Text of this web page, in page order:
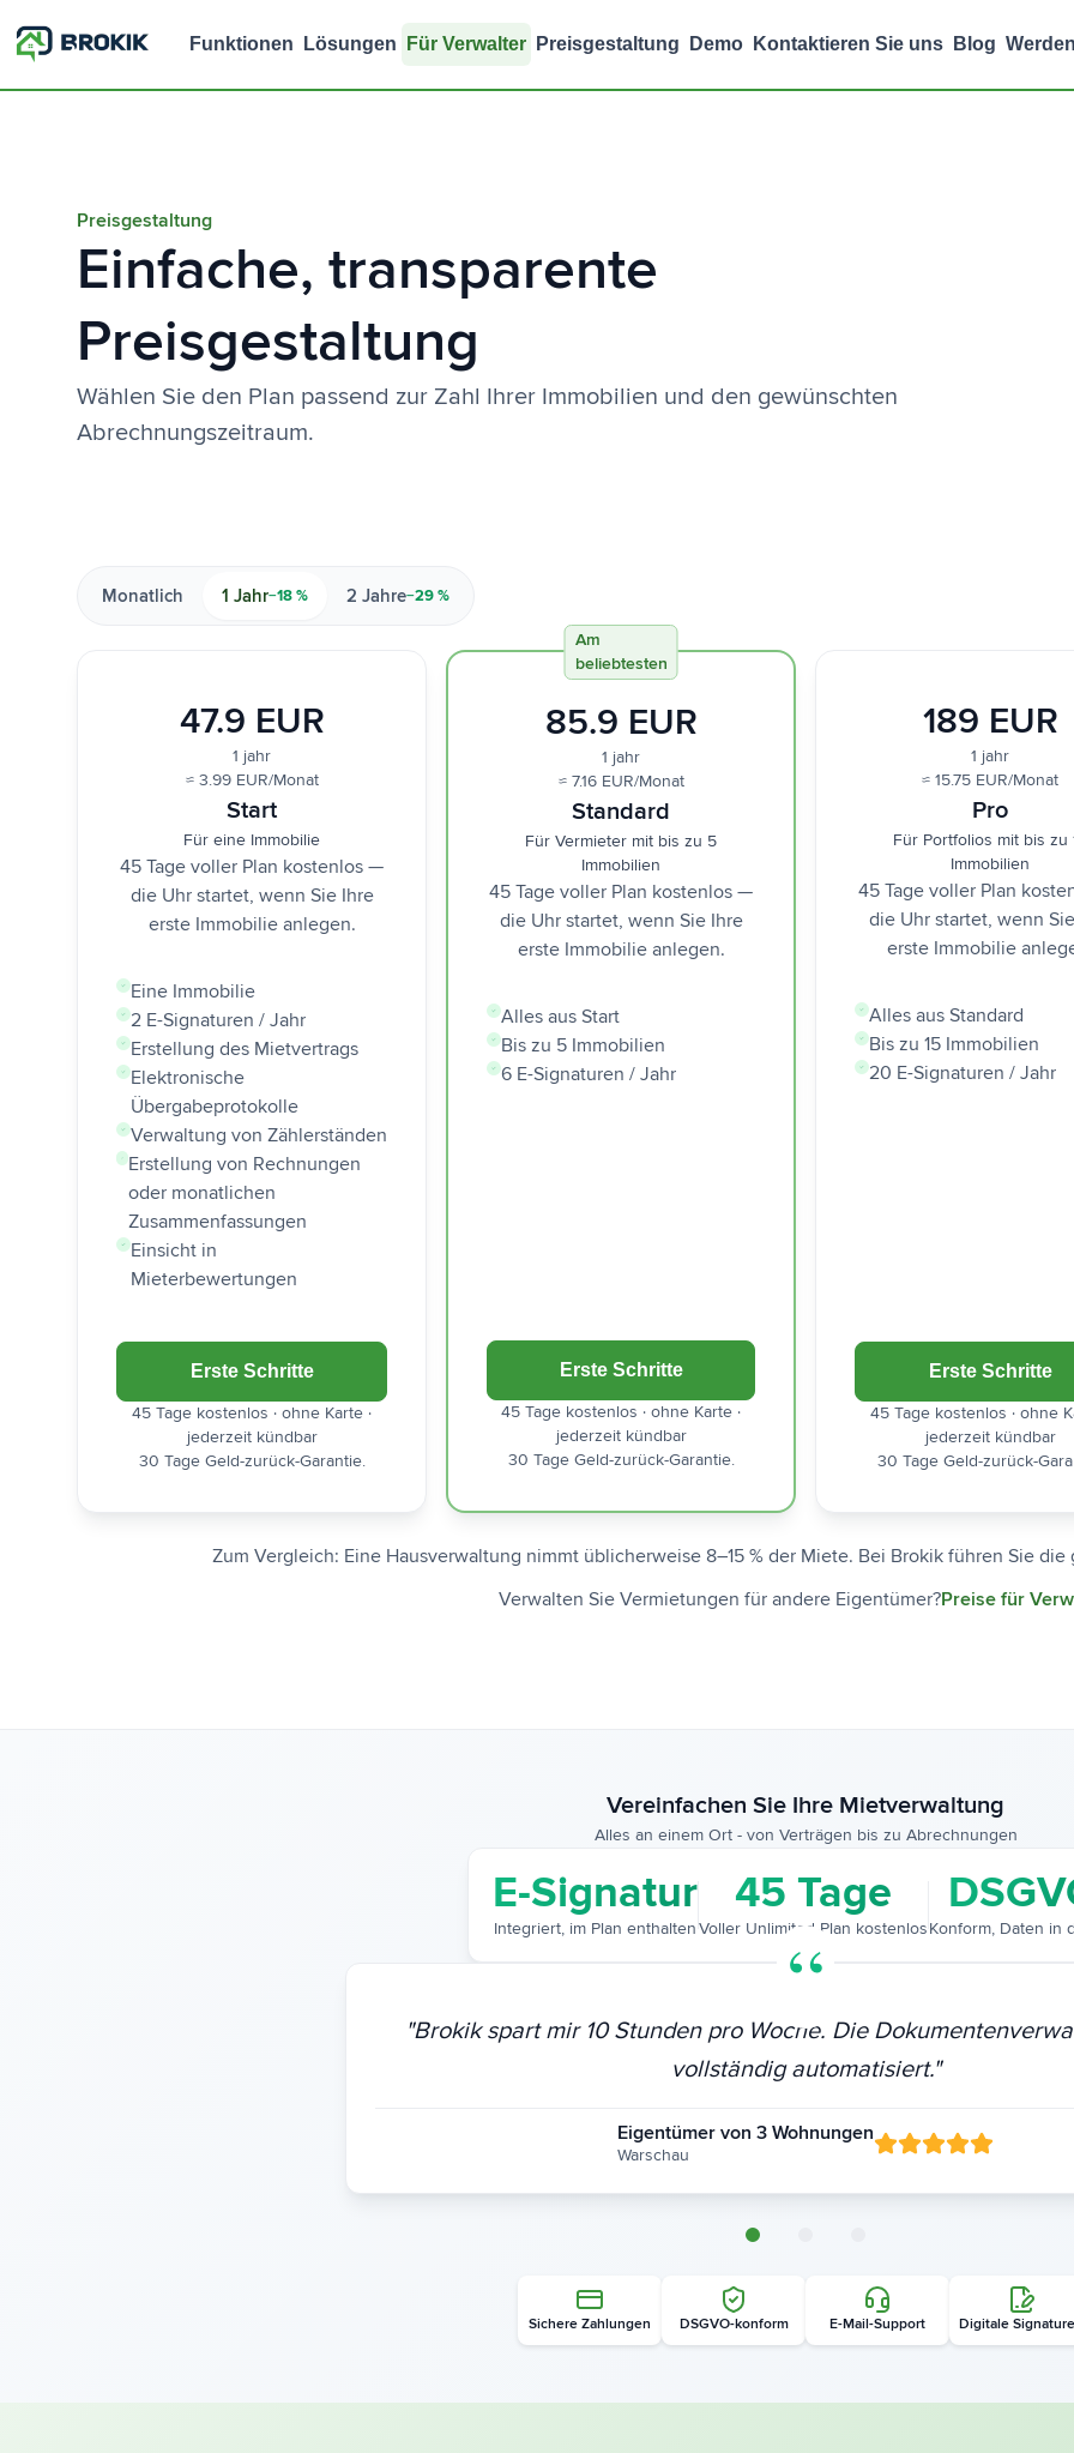
Funktionen Lösungen Für Verwalter Preisgestaltung Demo Kontaktieren Sie uns Blog
Preisgestaltung
Einfache, transparente
Preisgestaltung
Wählen Sie den Plan passend zur Zahl Ihrer Immobilien und den gewünschten
Abrechnungszeitraum.
Monatlich 1 Jahr−18 % 2 Jahre−29 %
47.9 EUR
1 jahr
≈ 3.99 EUR/Monat
Start
Für eine Immobilie
45 Tage voller Plan kostenlos —
die Uhr startet, wenn Sie Ihre
erste Immobilie anlegen.
Eine Immobilie
2 E-Signaturen / Jahr
Erstellung des Mietvertrags
Elektronische
Übergabeprotokolle
Verwaltung von Zählerständen
Erstellung von Rechnungen
oder monatlichen
Zusammenfassungen
Einsicht in
Mieterbewertungen
Erste Schritte
45 Tage kostenlos · ohne Karte ·
jederzeit kündbar
30 Tage Geld-zurück-Garantie.
Am
beliebtesten
85.9 EUR
1 jahr
≈ 7.16 EUR/Monat
Standard
Für Vermieter mit bis zu 5
Immobilien
45 Tage voller Plan kostenlos —
die Uhr startet, wenn Sie Ihre
erste Immobilie anlegen.
Alles aus Start
Bis zu 5 Immobilien
6 E-Signaturen / Jahr
Erste Schritte
45 Tage kostenlos · ohne Karte ·
jederzeit kündbar
30 Tage Geld-zurück-Garantie.
189 EUR
1 jahr
≈ 15.75 EUR/Monat
Pro
Für Portfolios mit bis zu
Immobilien
45 Tage voller Plan
die Uhr startet, wenn
erste Immobilie
Alles aus Standard
Bis zu 15 Immobilien
20 E-Signaturen / Jahr
Erste Schritte
45 Tage kostenlos · ohne
jederzeit kündbar
30 Tage Geld-zurück-
Zum Vergleich: Eine Hausverwaltung nimmt üblicherweise 8–15 % der Miete. Bei Brokik führen Sie
Verwalten Sie Vermietungen für andere Eigentümer?Preise für
Vereinfachen Sie Ihre Mietverwaltung
Alles an einem Ort - von Verträgen bis zu Abrechnungen
E-Signatur
Integriert, im Plan enthalten
45 Tage
Voller Unlimited-Plan kostenlos Konform, Daten in
"Brokik spart mir 10 Stunden pro Woche. Die
vollständig automatisiert."
Eigentümer von 3 Wohnungen
Warschau
Sichere Zahlungen DSGVO-konform E-Mail-Support Digitale